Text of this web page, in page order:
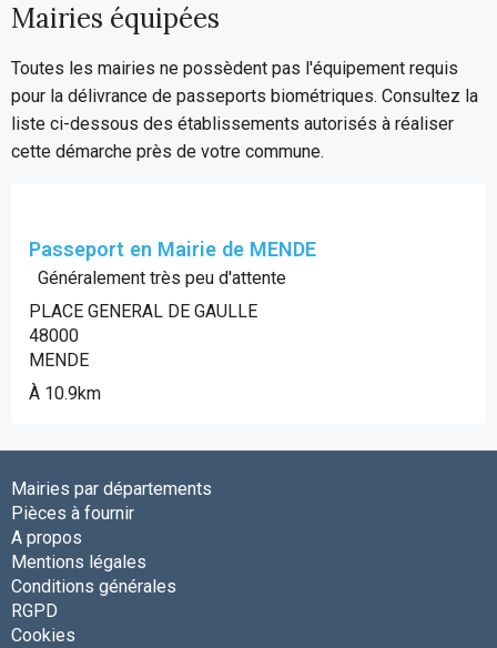
Mairies équipées
Toutes les mairies ne possèdent pas l'équipement requis
pour la délivrance de passeports biométriques. Consultez la
liste ci-dessous des établissements autorisés à réaliser
cette démarche près de votre commune.
Passeport en Mairie de MENDE
Généralement très peu d'attente
PLACE GENERAL DE GAULLE
48000
MENDE
À 10.9km
Mairies par départements
Pièces à fournir
A propos
Mentions légales
Conditions générales
RGPD
Cookies